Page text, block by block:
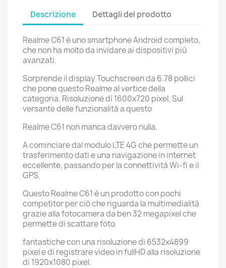
Descrizione Dettagli del prodotto
Realme C61 è uno smartphone Android completo,
che non ha molto da invidare ai dispositivi più
avanzati.
Sorprende il display Touchscreen da 6.78 pollici
che pone questo Realme al vertice della
categoria. Risoluzione di 1600x720 pixel. Sul
versante delle funzionalità a questo
Realme C61 non manca davvero nulla.
A cominciare dal modulo LTE 4G che permette un
trasferimento dati e una navigazione in internet
eccellente, passando per la connettività Wi-fi e il
GPS.
Questo Realme C61 è un prodotto con pochi
competitor per ciò che riguarda la multimedialità
grazie alla fotocamera da ben 32 megapixel che
permette di scattare foto
fantastiche con una risoluzione di 6532x4899
pixel e di registrare video in fullHD alla risoluzione
di 1920x1080 pixel.